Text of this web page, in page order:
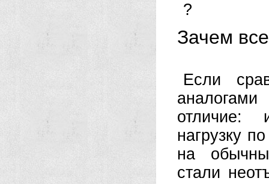
?
Зачем
Если
отличие:
нагрузку
на
стали